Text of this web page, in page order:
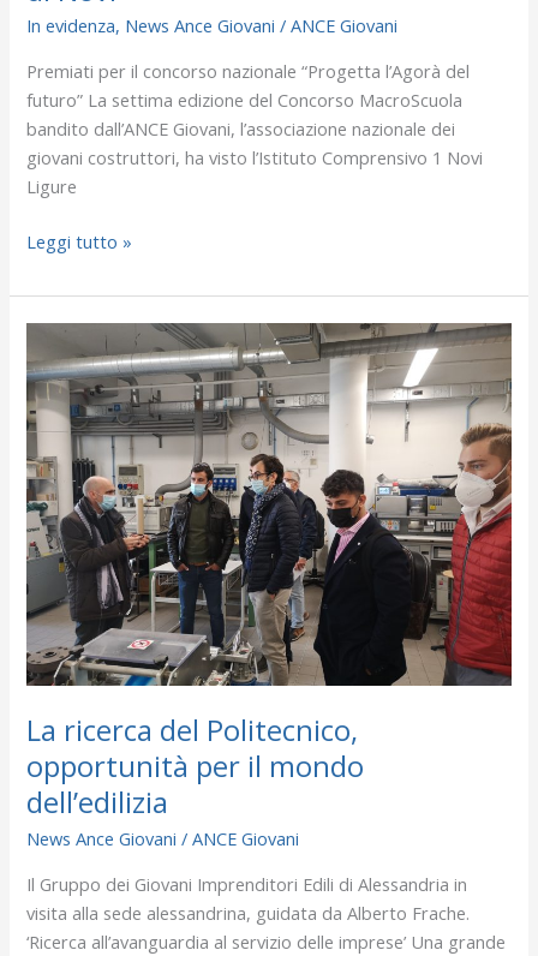
In evidenza, News Ance Giovani /ANCE Giovani
Premiati per il concorso nazionale “Progetta l’Agorà del
futuro” La settima edizione del Concorso MacroScuola
bandito dall’ANCE Giovani, l’associazione nazionale dei
giovani costruttori, ha visto l’Istituto Comprensivo 1 Novi
Ligure
Leggi tutto »
La ricerca del Politecnico,
opportunità per il mondo
dell’edilizia
News Ance Giovani /ANCE Giovani
Il Gruppo dei Giovani Imprenditori Edili di Alessandria in
visita alla sede alessandrina, guidata da Alberto Frache.
‘Ricerca all’avanguardia al servizio delle imprese’ Una grande
ricerca
del
Politecnico,
opportunità
per
il
mondo
dell’edilizia